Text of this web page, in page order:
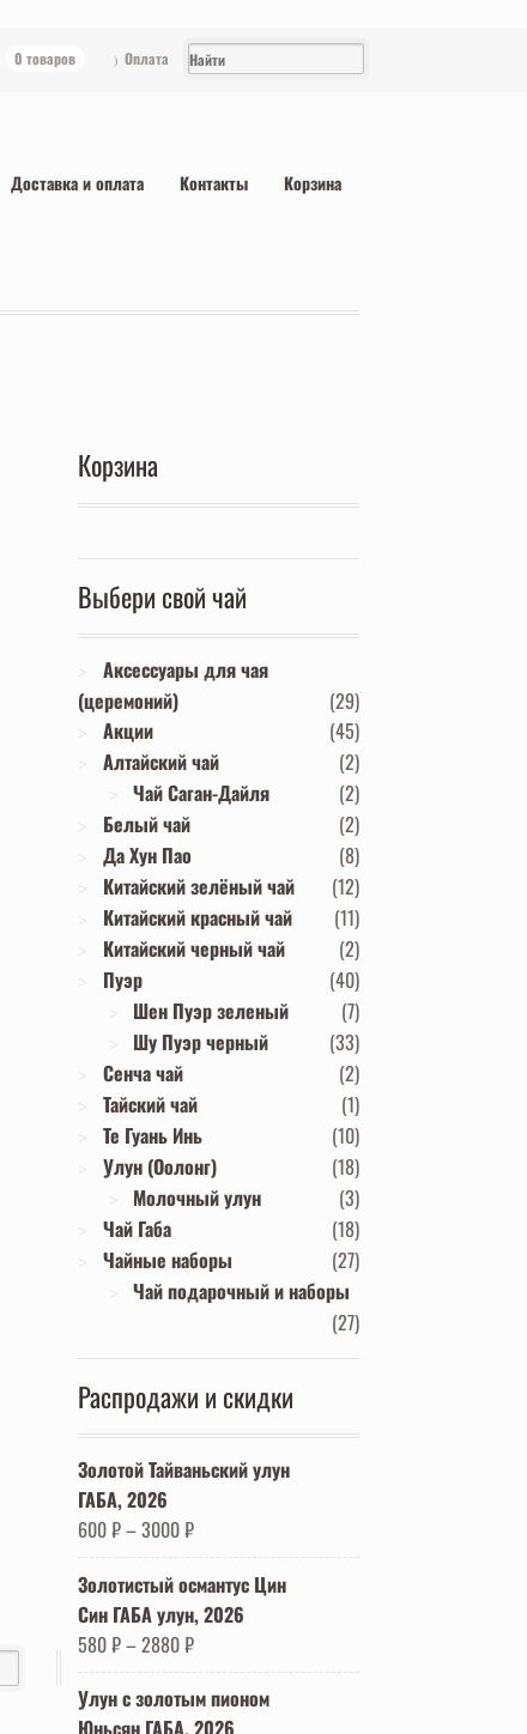
0 товаров Оплата
Доставка и оплата Контакты Корзина
Корзина
Выбери свой чай
Аксессуары для чая
(церемоний)
(29)
Акции
(45)
Алтайский чай
(2)
Чай Саган-Дайля
(2)
Белый чай
(2)
Да Хун Пао
(8)
Китайский зелёный чай
(12)
Китайский красный чай
(11)
Китайский черный чай
(2)
Пуэр
(40)
Шен Пуэр зеленый
(7)
Шу Пуэр черный
(33)
Сенча чай
(2)
Тайский чай
(1)
Те Гуань Инь
(10)
Улун (Оолонг)
(18)
Молочный улун
(3)
Чай Габа
(18)
Чайные наборы
(27)
Чай подарочный и наборы
(27)
Распродажи и скидки
Золотой Тайваньский улун
ГАБА, 2026
600₽–3000₽
Золотистый османтус Цин
Син ГАБА улун, 2026
580₽–2880₽
Улун с золотым пионом